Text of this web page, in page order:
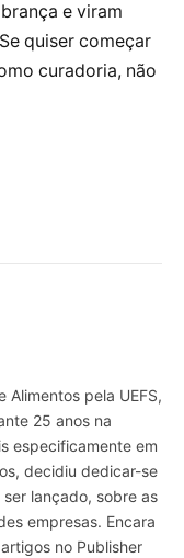
e viram
quiser começar
curadoria, não
Alimentos pela UEFS,
25 anos na
especificamente em
decidiu dedicar-se
lançado, sobre as
empresas. Encara
no Publisher